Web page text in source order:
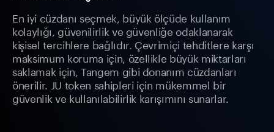
En iyi cüzdanı seçmek, büyük ölçüde kullanım
kolaylığı, güvenilirlik ve güvenliğe odaklanarak
kişisel tercihlere bağlıdır. Çevrimiçi tehditlere karşı
maksimum koruma için, özellikle büyük miktarları
saklamak için, Tangem gibi donanım cüzdanları
önerilir. JU token sahipleri için mükemmel bir
güvenlik ve kullanılabilirlik karışımını sunarlar.